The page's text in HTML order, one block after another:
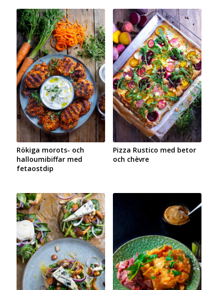
Rökiga morots- och
halloumibiffar med
fetaostdip
Pizza Rustico med betor
och chèvre